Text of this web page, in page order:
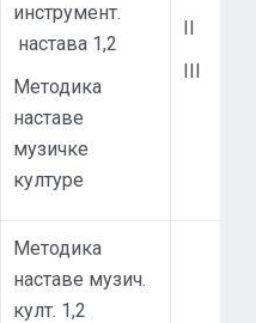
инструмент.
настава 1,2
Методика
наставе
музичке
културе
II
III
Методика
наставе музич.
култ. 1,2